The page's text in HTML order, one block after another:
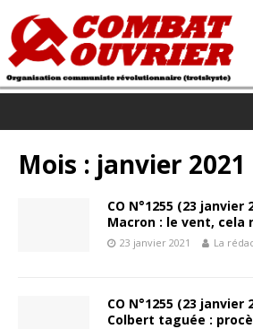
Mois : janvier 2021
CO N°1255 (23 janvier
Macron : le vent, cela
23 janvier 2021 La
CO N°1255 (23 janvier
Colbert taguée :